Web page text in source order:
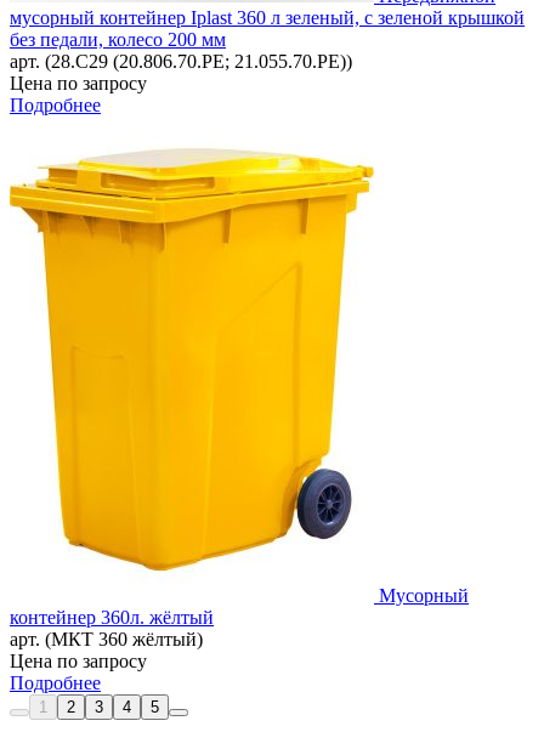
мусорный контейнер Iplast 360 л зеленый, с зеленой крышкой
без педали, колесо 200 мм
арт. (28.C29 (20.806.70.PE; 21.055.70.PE))
Цена по запросу
Подробнее
Мусорный
контейнер 360л. жёлтый
арт. (МКТ 360 жёлтый)
Цена по запросу
Подробнее
1 2 3 4 5